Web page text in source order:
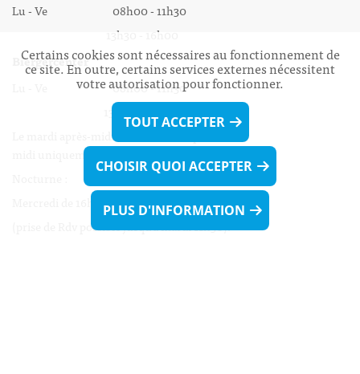
Lu - Ve 08h00 - 11h30
13h30 - 16h00
Biergercenter
Lu - Ve 08h00 - 11h30
13h30 - 16h00
Le mardi après-midi et le vendredi après-
midi uniquement sur Rdv.
Mercredi de 16h00 - 18h45 uniquement sur Rdv
(prise de Rdv possible jusqu'à mardi 11h30).
Certains cookies sont nécessaires au fonctionnement de
ce site. En outre, certains services externes nécessitent
votre autorisation pour fonctionner.
TOUT ACCEPTER
CHOISIR QUOI ACCEPTER
PLUS D'INFORMATION